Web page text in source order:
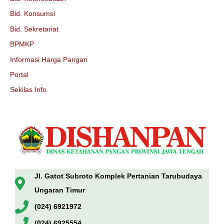
Bid. Konsumsi
Bid. Sekretariat
BPMKP
Informasi Harga Pangan
Portal
Sekilas Info
Jl. Gatot Subroto Komplek Pertanian Tarubudaya
Ungaran Timur
(024) 6921972